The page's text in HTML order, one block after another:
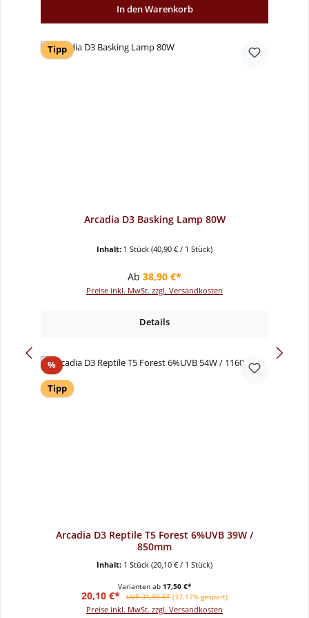
In den Warenkorb
Tipp
Arcadia D3 Basking Lamp 80W
Inhalt: 1 Stück (40,90 € / 1 Stück)
Regulärer Preis:
Ab 38,90 €*
Preise inkl. MwSt. zzgl. Versandkosten
Details
%Rabatt
Tipp
Arcadia D3 Reptile T5 Forest 6%UVB 39W /
850mm
Inhalt: 1 Stück (20,10 € / 1 Stück)
Varianten ab 17,50 €*
Verkaufspreis:
20,10 €* Regulärer Preis:
UVP 31,99 €* (37.17% gespart)
Preise inkl. MwSt. zzgl. Versandkosten